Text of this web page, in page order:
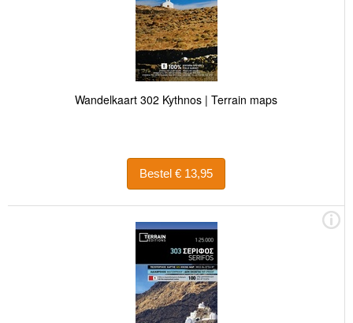
Wandelkaart 302 Kythnos | Terrain maps
Bestel € 13,95